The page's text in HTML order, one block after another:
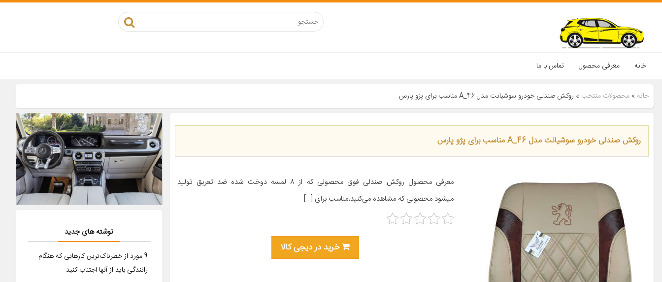
خانه معرفی محصول تماس با ما
خانه » محصولات منتخب » روکش صندلی خودرو سوشیانت مدل A_46 مناسب برای پژو پارس
روکش صندلی خودرو سوشیانت مدل A_46 مناسب برای پژو پارس
معرفی محصول روکش صندلی فوق محصولی که از 8 لمسه دوخت شده ضد تعریق تولید
میشود.محصولی که مشاهده می‌کنید،مناسب برای […]
خرید در دیجی کالا
نوشته های جدید
9 مورد از خطرناک‌ترین کارهایی که هنگام
رانندگی باید از آنها اجتناب کنید